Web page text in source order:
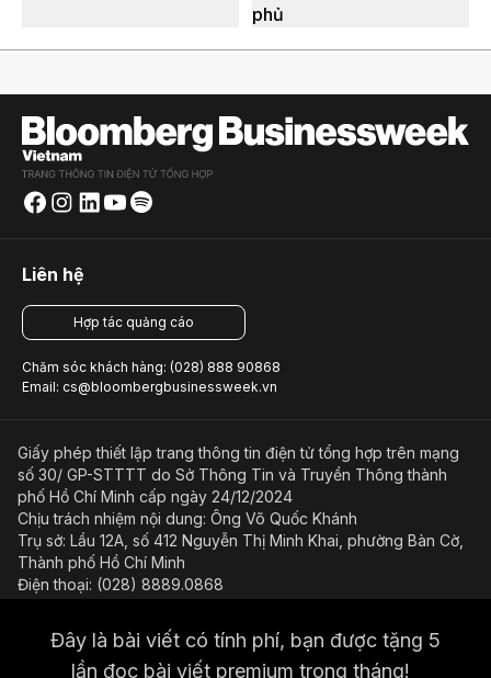
Đây là bài viết có tính phí, bạn được tặng 5
lần đọc bài viết premium trong tháng!
phủ
Liên hệ
Hợp tác quảng cáo
Chăm sóc khách hàng: (028) 888 90868
Email: cs@bloombergbusinessweek.vn
Giấy phép thiết lập trang thông tin điện tử tổng hợp trên mạng
số 30/ GP-STTTT do Sở Thông Tin và Truyền Thông thành
phố Hồ Chí Minh cấp ngày 24/12/2024
Chịu trách nhiệm nội dung: Ông Võ Quốc Khánh
Trụ sở: Lầu 12A, số 412 Nguyễn Thị Minh Khai, phường Bàn Cờ,
Thành phố Hồ Chí Minh
Điện thoại: (028) 8889.0868
Điều kiện và điều khoản sử dụng
Chính sách bảo mật